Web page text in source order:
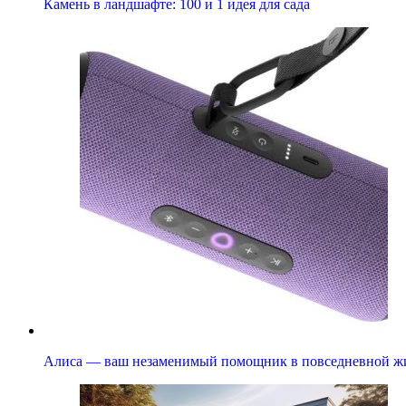
Камень в ландшафте: 100 и 1 идея для сада
Алиса — ваш незаменимый помощник в повседневной